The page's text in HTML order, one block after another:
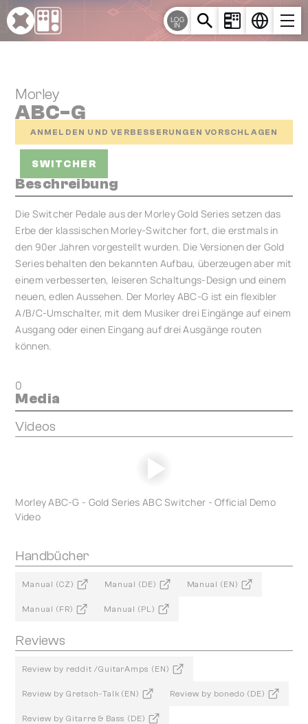
Cookie-Einstellungen
LOG
IN
Morley
ABC-G
ANMELDEN UND VERBESSERUNGEN VORSCHLAGEN
SWITCHER
Beschreibung
Die Switcher Pedale aus der Morley Gold Series setzen das
Erbe der klassischen Morley-Switcher fort, die erstmals in
den 90er Jahren vorgestellt wurden. Die Versionen der Gold
Series behalten den bekannten Aufbau, überzeugen aber mit
einem verbesserten, leiseren Schaltungs-Design und einem
neuen, edlen Aussehen. Der Morley ABC-G ist ein flexibler
A/B/C-Umschalter, mit dem Musiker drei Eingänge auf einem
Ausgang oder einen Eingang auf drei Ausgänge routen
können.
0
Media
Videos
Morley ABC-G - Gold Series ABC Switcher - Official Demo
Video
Handbücher
Manual (CZ) Manual (DE) Manual (EN)
Manual (FR) Manual (PL)
Reviews
Review by reddit /GuitarAmps (EN)
Review by Gretsch-Talk (EN) Review by bonedo (DE)
Review by Gitarre & Bass (DE)